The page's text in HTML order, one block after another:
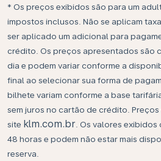
* Os preços exibidos são para um
impostos inclusos. Não se aplicam
ser aplicado um adicional para
crédito. Os preços apresentados são
dia e podem variar conforme a
final ao selecionar sua forma de
bilhete variam conforme a base
sem juros no cartão de crédito.
site klm.com.br . Os valores
48 horas e podem não estar mais
reserva.